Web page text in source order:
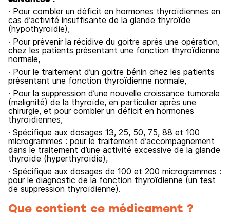
· Pour combler un déficit en hormones thyroïdiennes en
cas d’activité insuffisante de la glande thyroïde
(hypothyroïdie),
· Pour prévenir la récidive du goitre après une opération,
chez les patients présentant une fonction thyroïdienne
normale,
· Pour le traitement d’un goitre bénin chez les patients
présentant une fonction thyroïdienne normale,
· Pour la suppression d’une nouvelle croissance tumorale
(malignité) de la thyroïde, en particulier après une
chirurgie, et pour combler un déficit en hormones
thyroïdiennes,
· Spécifique aux dosages 13, 25, 50, 75, 88 et 100
microgrammes : pour le traitement d’accompagnement
dans le traitement d’une activité excessive de la glande
thyroïde (hyperthyroïdie),
· Spécifique aux dosages de 100 et 200 microgrammes :
pour le diagnostic de la fonction thyroïdienne (un test
de suppression thyroïdienne).
Que contient ce médicament ?